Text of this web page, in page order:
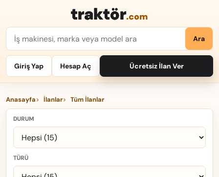
traktör.com
Ara
Giriş Yap Hesap Aç Ücretsiz İlan Ver
Anasayfa İlanlar Tüm İlanlar
DURUM
TÜRÜ